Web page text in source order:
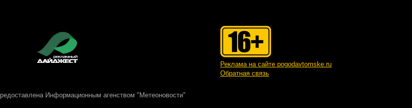
Реклама на сайте pogodavtomske.ru
Обратная связь
Информационным агенством "Метеоновости"